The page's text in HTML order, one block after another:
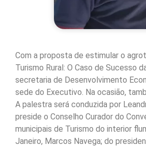
Com a proposta de estimular o
Turismo Rural: O Caso de Sucesso
secretaria de Desenvolvimento
sede do Executivo. Na ocasião,
A palestra será conduzida por
preside o Conselho Curador do
municipais de Turismo do interior
Janeiro, Marcos Navega; do